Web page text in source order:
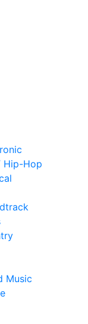
Hip-Hop
Music